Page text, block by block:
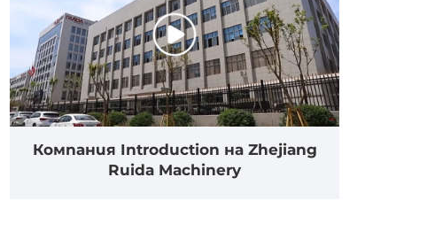
Компания Introduction на Zhejiang
Ruida Machinery